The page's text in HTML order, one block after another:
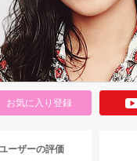
お気に入り登録
ーザーの評価